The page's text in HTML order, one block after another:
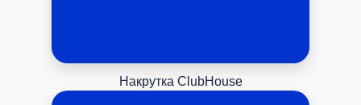
Накрутка ClubHouse